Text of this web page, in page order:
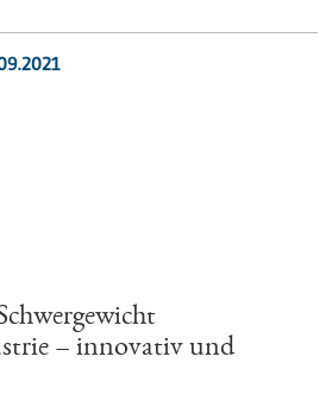
– innovativ und